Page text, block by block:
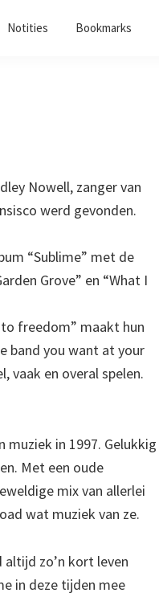
Notities Bookmarks
Nowell, zanger van
werd gevonden.
“Sublime” met de
Grove” en “What I
freedom” maakt hun
band you want at your
vaak en overal spelen.
in 1997. Gelukkig
Met een oude
mix van allerlei
wat muziek van ze.
zo’n kort leven
in deze tijden mee